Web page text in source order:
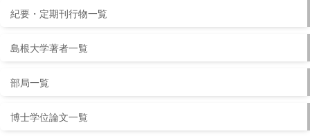
紀要・定期刊行物一覧
島根大学著者一覧
部局一覧
博士学位論文一覧